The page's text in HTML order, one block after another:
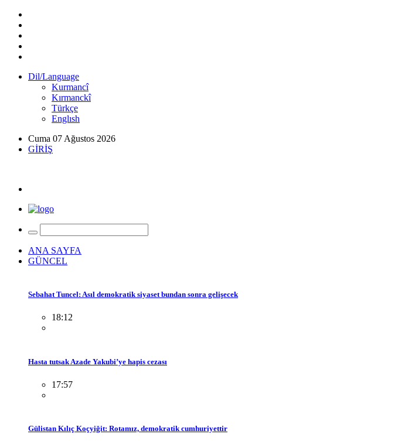
Dil/Language
Kurmancî
Kırmanckî
Türkçe
Englısh
Cuma 07 Ağustos 2026
GİRİŞ
ANA SAYFA
GÜNCEL
Sebahat Tuncel: Asıl demokratik siyaset bundan sonra gelişecek
18:12
Hasta tutsak Azade Yakubi’ye hapis cezası
17:57
Gülistan Kılıç Koçyiğit: Rotamız, demokratik cumhuriyettir